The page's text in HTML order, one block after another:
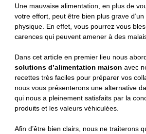
Une mauvaise alimentation, en plus de
votre effort, peut être bien plus grave
physique. En effet, vous pourrez vous
carences qui peuvent amener à des
Dans cet article en premier lieu nous
solutions d’alimentation maison avec
recettes très faciles pour préparer vos
nous vous présenterons une alternative
qui nous a pleinement satisfaits par la
produits et les valeurs véhiculées.
Afin d’être bien clairs, nous ne traiterons